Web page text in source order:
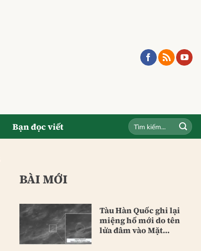
Bạn đọc viết
BÀI MỚI
Tàu Hàn Quốc ghi lại
miệng hố mới do tên
lửa đâm vào Mặt